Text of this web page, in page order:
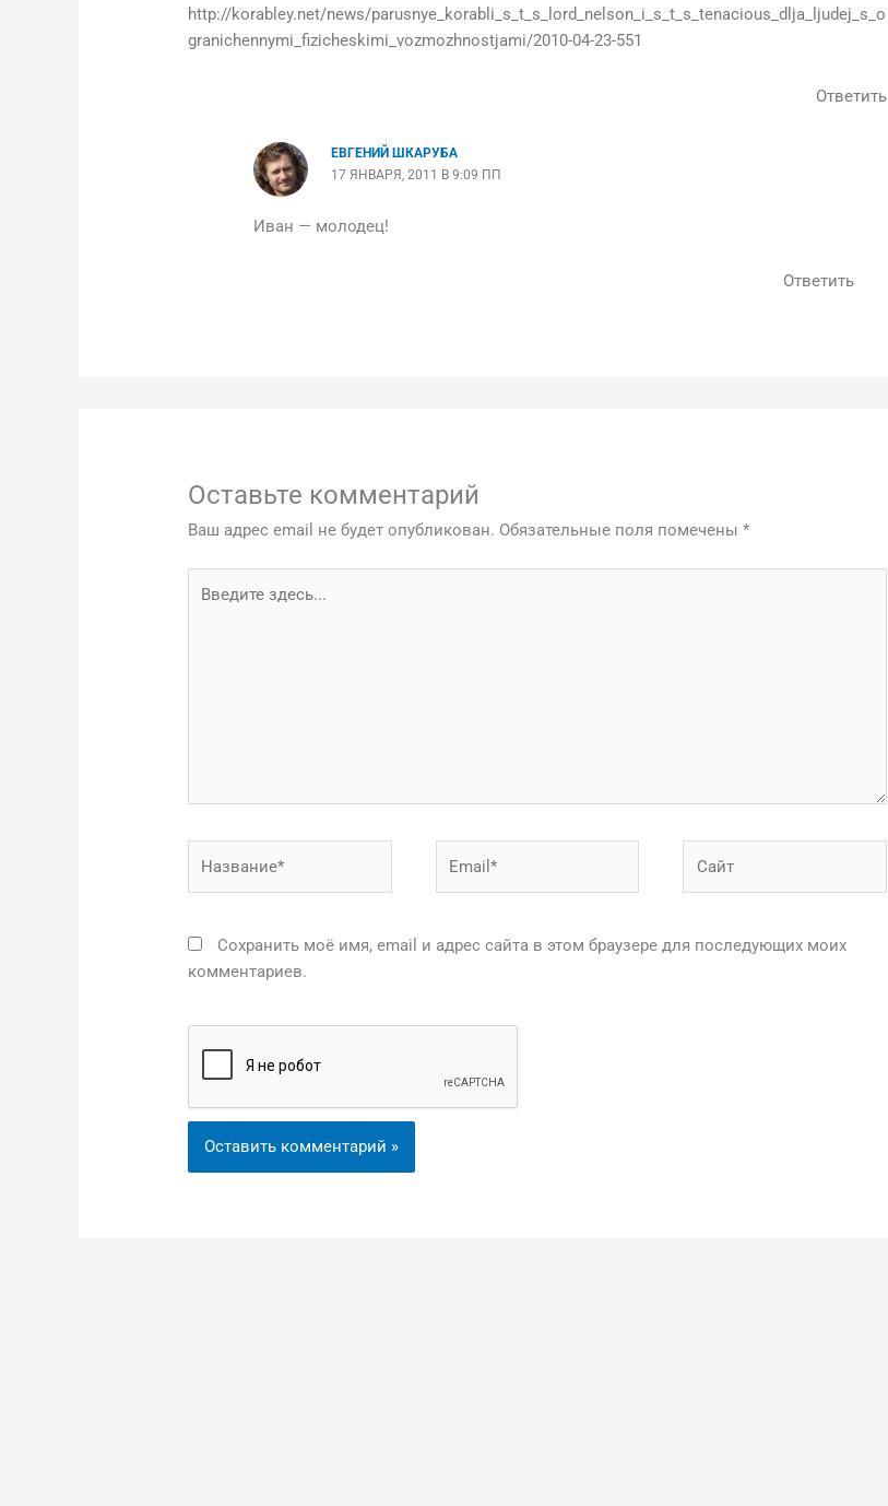
http://korabley.net/news/parusnye_korabli_s_t_s_lord_nelson_i_s_t_s_tenacious_dlja_ljudej_s_o
granichennymi_fizicheskimi_vozmozhnostjami/2010-04-23-551
Ответить
ЕВГЕНИЙ ШКАРУБА
17 ЯНВАРЯ, 2011 В 9:09 ПП
Иван — молодец!
Ответить
Оставьте комментарий
Ваш адрес email не будет опубликован. Обязательные поля помечены*
здесь...
Сохранить моё имя, email и адрес сайта в этом браузере для последующих моих
комментариев.